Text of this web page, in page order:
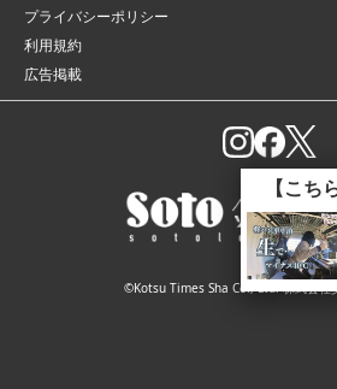
【こち
プライバシーポリシー
利用規約
広告掲載
©Kotsu Times Sha Co., Ltd. 株式会社